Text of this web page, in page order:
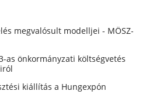
megvalósult modelljei - MÖSZ-
as önkormányzati költségvetés
kiállítás a Hungexpón